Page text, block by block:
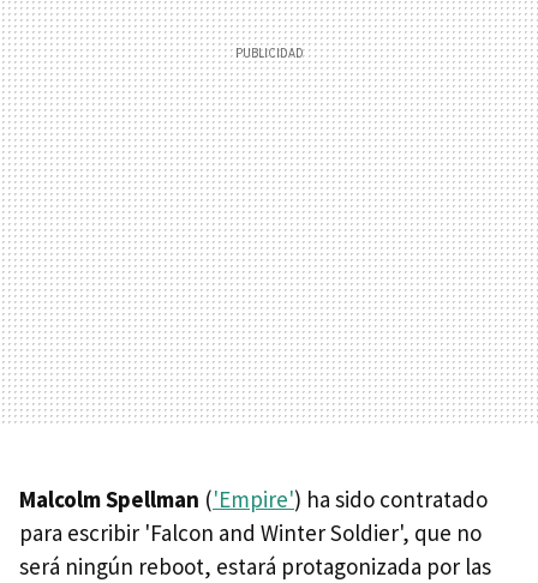
Malcolm Spellman ('Empire') ha sido contratado
para escribir 'Falcon and Winter Soldier', que no
será ningún reboot, estará protagonizada por las